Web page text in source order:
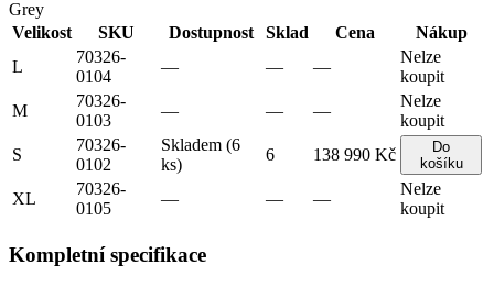
Grey
Velikost
SKU Dostupnost Sklad Cena
Nákup
L
70326-
0104
— — —
Nelze
koupit
M
70326-
0103
— — —
Nelze
koupit
S
70326-
0102
Skladem (6
ks)
6 138 990 Kč
Do
košíku
XL
70326-
0105
— — —
Nelze
koupit
Kompletní specifikace